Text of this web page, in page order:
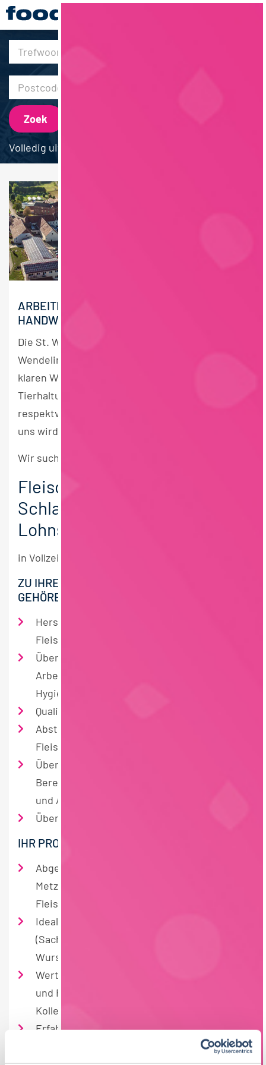
Volledig uitgebreid zoeken
ARBEITEN, WO QUALITÄT, RESPEKT UND
HANDWERK ZÄHLEN.
Die St. Wendeler Landfleisch gGmbH auf dem
Wendelinushof ist ein Inklusionsbetrieb mit
klaren Werten: Wir stehen für artgerechte
Tierhaltung, kurze Wege und einen
respektvollen Umgang mit Tier und Produkt. Bei
uns wird Handwerk noch gelebt.
Wir suchen zum nächstmöglichen Termin
Fleischer / Metzger –
Schlachthof &
Lohnschlachtung (m/w/d)
in Vollzeit
ZU IHREN WICHTIGSTEN AUFGABEN
GEHÖREN
Herstellung der Wurst- und
Fleischspezialitäten
Überwachung und Einhaltung der
Arbeitssicher­heitsmaßnahmen sowie der
Hygienevorschriften
Qualitätskontrollen
Abstimmen der Produktionsmenge mit
Fleischer­meister (Betriebsleiter)
Überwachung und Sicherung der dem
Bereich zugeordneten Maschinen, Geräte
und Anlagen
Überwachung des Warenein- und -ausgangs
IHR PROFIL
Abgeschlossene Ausbildung als Fleischer /
Metz­ger mit Erfahrung in der
Fleischverarbeitung
Idealerweise Erfahrung in der Schlachtung
(Sachkundenachweis), Zerlegung oder
Wurstproduktion
Wertschätzung gegenüber dem Schlachtvieh
und Respekt gegenüber Kunden und
Kollegen
Erfahrung in der Arbeit mit beeinträchtigten